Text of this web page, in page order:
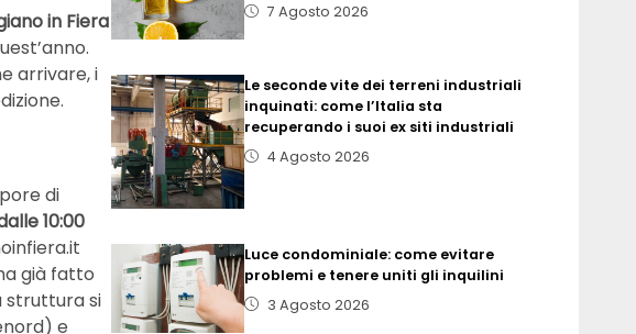
in Fiera
arrivare, i
di
10:00
già fatto
struttura si
e
7 Agosto 2026
Le seconde vite dei terreni industriali
inquinati: come l’Italia sta
recuperando i suoi ex siti industriali
4 Agosto 2026
Luce condominiale: come evitare
problemi e tenere uniti gli inquilini
3 Agosto 2026